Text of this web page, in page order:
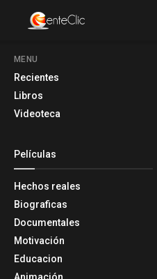
MENU
Recientes
Libros
Videoteca
Películas
Hechos reales
Biograficas
Documentales
Motivación
Educacion